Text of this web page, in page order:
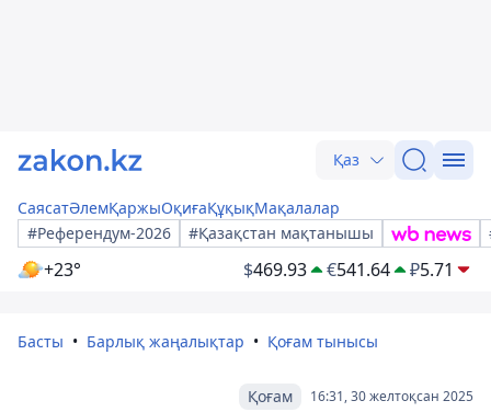
Қаз
СаясатӘлемҚаржыОқиғаҚұқықМақалалар
#Референдум-2026
#Қазақстан мақтанышы
+23° $469.93 €541.64 ₽5.71
Басты Барлық жаңалықтар Қоғам тынысы
16:31, 30 желтоқсан 2025
Қоғам